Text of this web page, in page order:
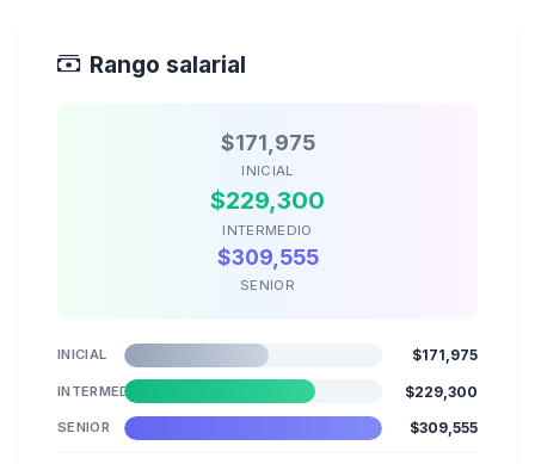
Rango salarial
$171,975
INICIAL
$229,300
INTERMEDIO
$309,555
SENIOR
INICIAL $171,975
INTERMEDIO $229,300
SENIOR $309,555